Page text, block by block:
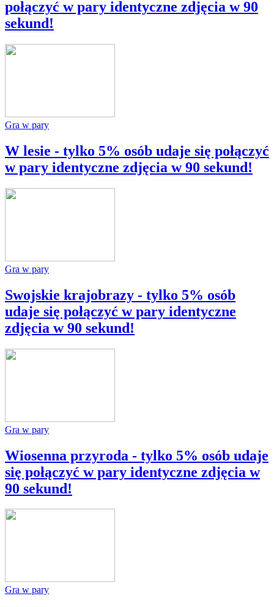
połączyć w pary identyczne zdjęcia w 90
sekund!
Gra w pary
W lesie - tylko 5% osób udaje się połączyć
w pary identyczne zdjęcia w 90 sekund!
Gra w pary
Swojskie krajobrazy - tylko 5% osób
udaje się połączyć w pary identyczne
zdjęcia w 90 sekund!
Gra w pary
Wiosenna przyroda - tylko 5% osób udaje
się połączyć w pary identyczne zdjęcia w
90 sekund!
Gra w pary